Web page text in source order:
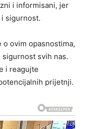
i informisani, jer
sigurnost.
ovim opasnostima,
svih nas.
i reagujte
prijetnji.